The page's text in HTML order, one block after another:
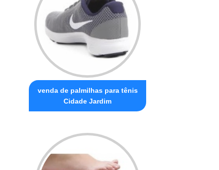
venda de palmilhas para tênis
Cidade Jardim